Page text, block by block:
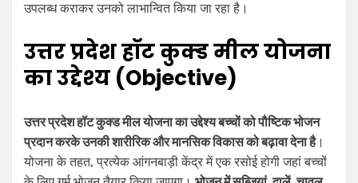
उपलब्ध कराकर उनको लाभान्वित किया जा रहा है।
उत्तर प्रदेश हॉट कुक्ड मील योजना
का उद्देश्य (Objective)
उत्तर प्रदेश हॉट कुक्ड मील योजना का उद्देश्य बच्चों को पौष्टिक भोजन
प्रदान करके उनकी शारीरिक और मानसिक विकास को बढ़ावा देना है।
योजना के तहत, प्रत्येक आंगनबाड़ी केंद्र में एक रसोई होगी जहां बच्चों